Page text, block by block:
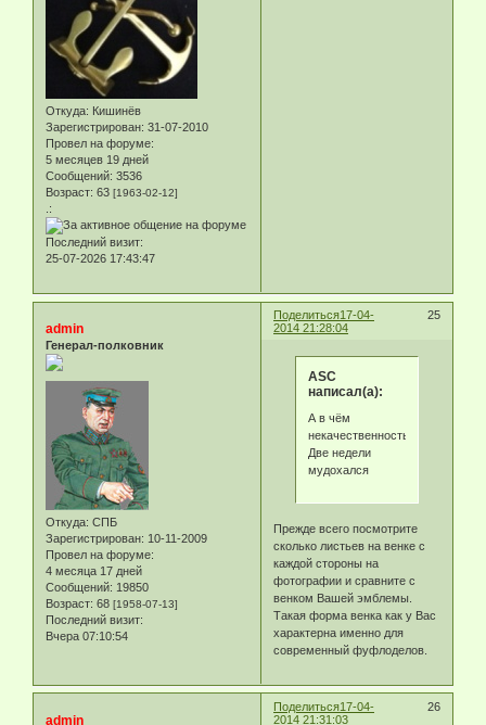
Откуда: Кишинёв
Зарегистрирован: 31-07-2010
Провел на форуме:
5 месяцев 19 дней
Сообщений: 3536
Возраст: 63 [1963-02-12]
.:
Последний визит:
25-07-2026 17:43:47
Поделиться 25
17-04-
2014 21:28:04
admin
Генерал-полковник
Откуда: СПБ
Зарегистрирован: 10-11-2009
Провел на форуме:
4 месяца 17 дней
Сообщений: 19850
Возраст: 68 [1958-07-13]
Последний визит:
Вчера 07:10:54
ASC
написал(а):
А в чём
некачественность?
Две недели
мудохался
Прежде всего посмотрите
сколько листьев на венке с
каждой стороны на
фотографии и сравните с
венком Вашей эмблемы.
Такая форма венка как у Вас
характерна именно для
современный фуфлоделов.
Поделиться 26
17-04-
2014 21:31:03
admin